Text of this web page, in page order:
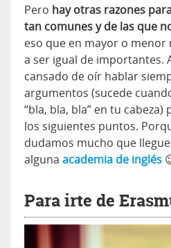
Pero hay otras razones
tan comunes y de las que
eso que en mayor o
a ser igual de importantes.
cansado de oír hablar
argumentos (sucede
“bla, bla, bla” en tu
los siguientes puntos.
dudamos mucho que
alguna academia de inglés
Para irte de